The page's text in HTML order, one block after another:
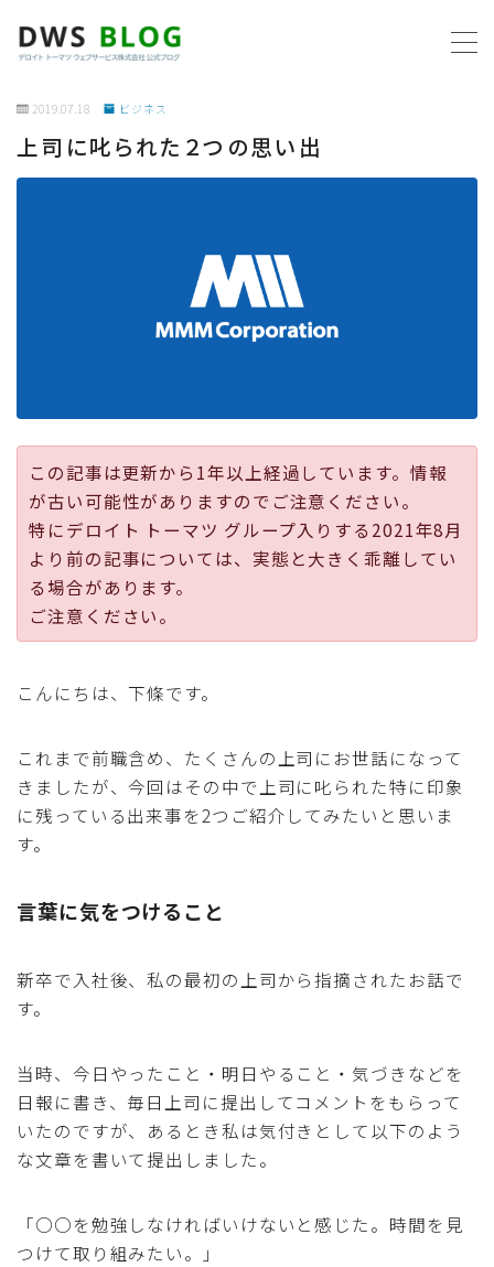
ホーム
採用
公式ページ
2019.07.18 ビジネス
上司に叱られた２つの思い出
この記事は更新から1年以上経過しています。情報
が古い可能性がありますのでご注意ください。
特にデロイト トーマツ グループ入りする2021年8月
より前の記事については、実態と大きく乖離してい
る場合があります。
ご注意ください。
こんにちは、下條です。
これまで前職含め、たくさんの上司にお世話になって
きましたが、今回はその中で上司に叱られた特に印象
に残っている出来事を2つご紹介してみたいと思いま
す。
言葉に気をつけること
新卒で入社後、私の最初の上司から指摘されたお話で
す。
当時、今日やったこと・明日やること・気づきなどを
日報に書き、毎日上司に提出してコメントをもらって
いたのですが、あるとき私は気付きとして以下のよう
な文章を書いて提出しました。
「○○を勉強しなければいけないと感じた。時間を見
つけて取り組みたい。」